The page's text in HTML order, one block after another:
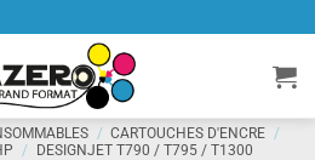
/ CARTOUCHES D'ENCRE /
/ DESIGNJET T790 / T795 / T1300